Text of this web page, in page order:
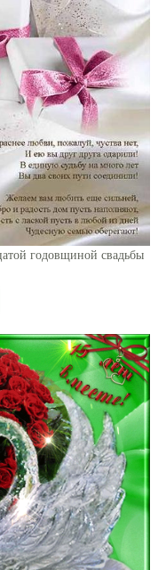
годовщиной свадьбы